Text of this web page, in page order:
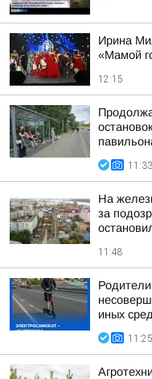
Ирина
«Мамой
12:15
11:33
На
за
11:48
Родители
иных
11:25